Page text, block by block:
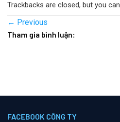
Trackbacks are closed, but you can
← Previous
Tham gia bình luận:
FACEBOOK CÔNG TY